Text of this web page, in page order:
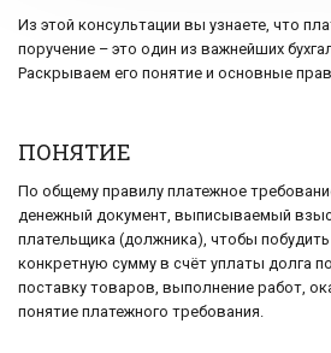
Из этой консультации вы узнаете, что
поручение – это один из важнейших
Раскрываем его понятие и основные
ПОНЯТИЕ
По общему правилу платежное
денежный документ, выписываемый
плательщика (должника), чтобы
конкретную сумму в счёт уплаты долга
поставку товаров, выполнение работ,
понятие платежного требования.